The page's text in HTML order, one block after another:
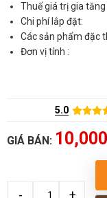
Thuế giá trị gia tăng
Chi phí lắp đặt:
Các sản phẩm đặc
Đơn vị tính :
5.0
GIÁ BÁN: